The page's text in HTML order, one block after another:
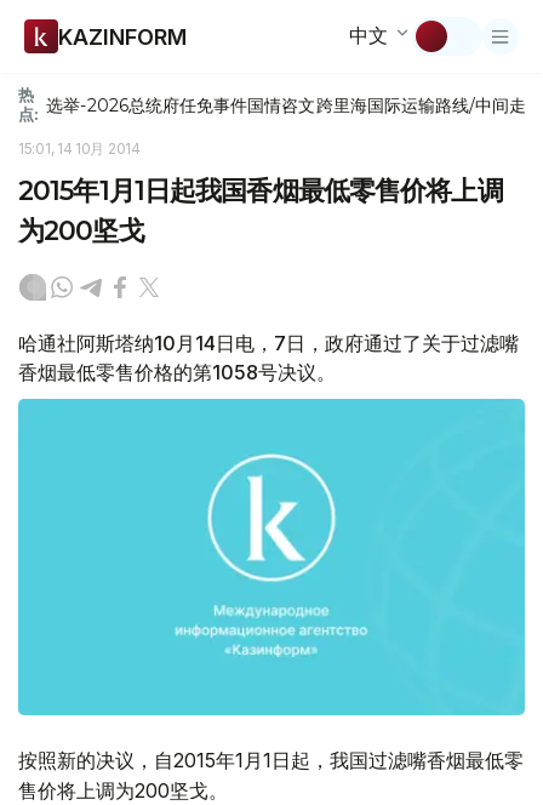
KAZINFORM 中文
热
点: 选举-2026总统府任免事件国情咨文跨里海国际运输路线/中间走廊
15:01, 14 10月 2014
2015年1月1日起我国香烟最低零售价将上调
为200坚戈
哈通社阿斯塔纳10月14日电，7日，政府通过了关于过滤嘴
香烟最低零售价格的第1058号决议。
按照新的决议，自2015年1月1日起，我国过滤嘴香烟最低零
售价将上调为200坚戈。